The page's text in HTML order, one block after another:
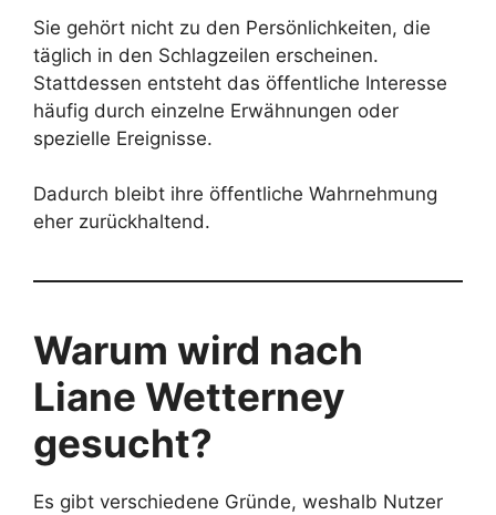
Sie gehört nicht zu den Persönlichkeiten, die
täglich in den Schlagzeilen erscheinen.
Stattdessen entsteht das öffentliche Interesse
häufig durch einzelne Erwähnungen oder
spezielle Ereignisse.
Dadurch bleibt ihre öffentliche Wahrnehmung
eher zurückhaltend.
Warum wird nach
Liane Wetterney
gesucht?
Es gibt verschiedene Gründe, weshalb Nutzer